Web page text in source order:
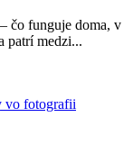
čo funguje doma, v
patrí medzi...